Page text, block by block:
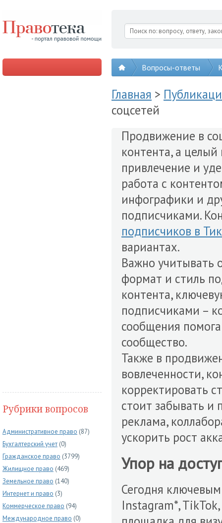
Вопросы-ответы
Рубрики вопросов
Административное право (87)
Бухгалтерский учет (0)
Гражданское право (3799)
Жилищное право (469)
Земельное право (140)
Интернет и право (3)
Коммерческое право (94)
Международное право (0)
Главная >
соцсетей
Продвижение в
контента, а
привлечение и
работа с
инфографики и
подписчиками.
подписчиков в
вариантах.
Важно учитывать
формат и стиль
контента,
подписчиками –
сообщения
сообщество.
Также в
вовлеченности,
корректировать
стоит забывать и
реклама,
ускорить рост
Упор на
Сегодня
Instagram*,